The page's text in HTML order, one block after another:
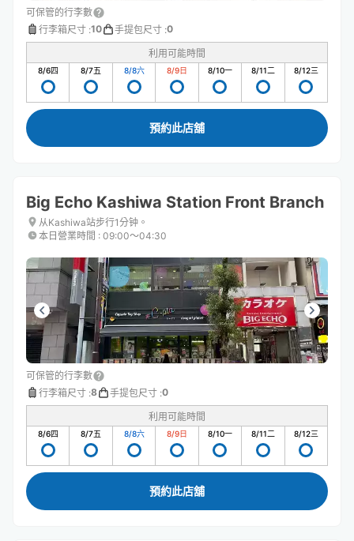
可保管的行李數
行李箱尺寸 :10 手提包尺寸 :0
利用可能時間
8/6四 8/7五 8/8六 8/9日 8/10一 8/11二 8/12三
預約此店舖
Big Echo Kashiwa Station Front Branch
从Kashiwa站步行1分钟。
本日營業時間 : 09:00〜04:30
可保管的行李數
行李箱尺寸 :8 手提包尺寸 :0
利用可能時間
8/6四 8/7五 8/8六 8/9日 8/10一 8/11二 8/12三
預約此店舖